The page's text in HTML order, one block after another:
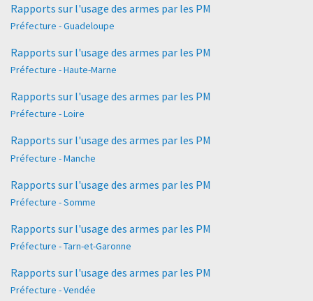
Rapports sur l'usage des armes par les PM
Préfecture - Guadeloupe
Rapports sur l'usage des armes par les PM
Préfecture - Haute-Marne
Rapports sur l'usage des armes par les PM
Préfecture - Loire
Rapports sur l'usage des armes par les PM
Préfecture - Manche
Rapports sur l'usage des armes par les PM
Préfecture - Somme
Rapports sur l'usage des armes par les PM
Préfecture - Tarn-et-Garonne
Rapports sur l'usage des armes par les PM
Préfecture - Vendée